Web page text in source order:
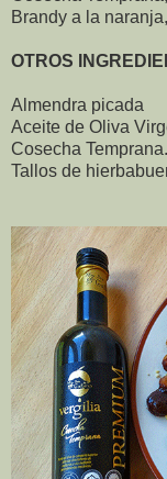
Brandy a la
OTROS
Almendra picada
Aceite de Oliva
Cosecha Temprana.
Tallos de